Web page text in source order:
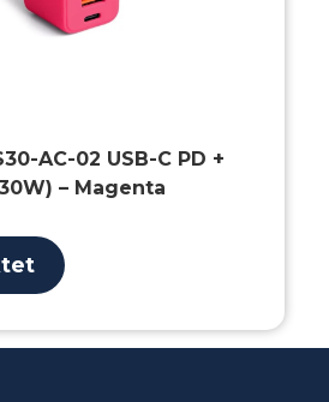
AC-02 USB-C PD +
– Magenta